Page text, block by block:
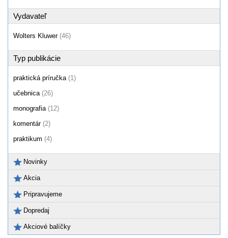
Vydavateľ
Wolters Kluwer (46)
Typ publikácie
praktická príručka (1)
učebnica (26)
monografia (12)
komentár (2)
praktikum (4)
Novinky
Akcia
Pripravujeme
Dopredaj
Akciové balíčky